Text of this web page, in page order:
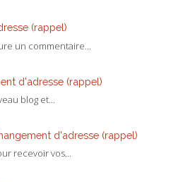
(rappel)
un commentaire...
d'adresse (rappel)
blog et...
d'adresse (rappel)
recevoir vos...